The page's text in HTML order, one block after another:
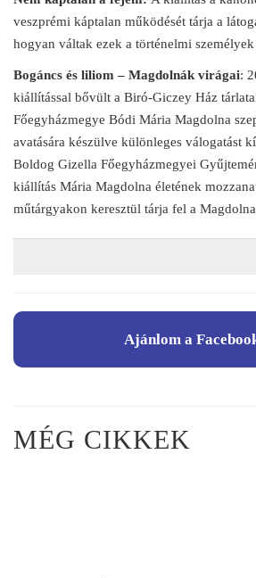
veszprémi káptalan működését tárja a
hogyan váltak ezek a történelmi
Bogáncs és liliom – Magdolnák virágai:
kiállítással bővült a Biró-Giczey Ház
Főegyházmegye Bódi Mária Magdolna
avatására készülve különleges válogatást
Boldog Gizella Főegyházmegyei
kiállítás Mária Magdolna életének
műtárgyakon keresztül tárja fel a
Ajánlom a
MÉG CIKKEK